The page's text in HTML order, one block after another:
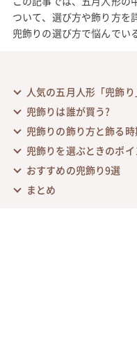
ついて、選び方や飾り方を
兜飾りの選び方で悩んでい
人気の五月人形「兜飾り
兜飾りは誰が買う?
兜飾りの飾り方と飾る時
兜飾りを選ぶときのポイ
おすすめの兜飾り9選
まとめ